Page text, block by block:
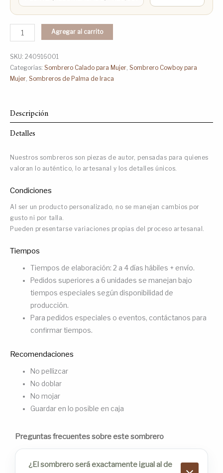
Agregar al carrito
SKU: 240916001
Categorías: Sombrero Calado para Mujer, Sombrero Cowboy para
Mujer, Sombreros de Palma de Iraca
Descripción
Detalles
Nuestros sombreros son piezas de autor, pensadas para quienes
valoran lo auténtico, lo artesanal y los detalles únicos.
Condiciones
Al ser un producto personalizado, no se manejan cambios por
gusto ni por talla.
Pueden presentarse variaciones propias del proceso artesanal.
Tiempos
Tiempos de elaboración: 2 a 4 días hábiles + envío.
Pedidos superiores a 6 unidades se manejan bajo
tiempos especiales según disponibilidad de
producción.
Para pedidos especiales o eventos, contáctanos para
confirmar tiempos.
Recomendaciones
No pellizcar
No doblar
No mojar
Guardar en lo posible en caja
Preguntas frecuentes sobre este sombrero
¿El sombrero será exactamente igual al de